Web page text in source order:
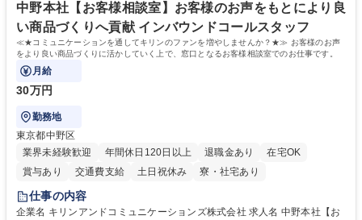
社員から頼られる存在になることができます。平均19:30の退勤以降の業
務の持ち帰りも禁止されており、メリハリのある働き方となります。 学
歴・資格 学歴：大学院 大学 高専 短大 語学力： 資格：
中野本社【お客様相談室】お客様のお声をもとにより良
い商品づくりへ貢献 インバウンドコールスタッフ
≪★コミュニケーションを通してキリンのファンを増やしませんか？★≫ お客様のお声
をより良い商品づくりに活かしていく上で、窓口となるお客様相談室でのお仕事です。
月給
30万円
勤務地
東京都中野区
業界未経験歓迎
年間休日120日以上 退職金あり
在宅OK
賞与あり
交通費支給 土日祝休み 寮・社宅あり
仕事の内容
企業名 キリンアンドコミュニケーションズ株式会社 求人名 中野本社【お